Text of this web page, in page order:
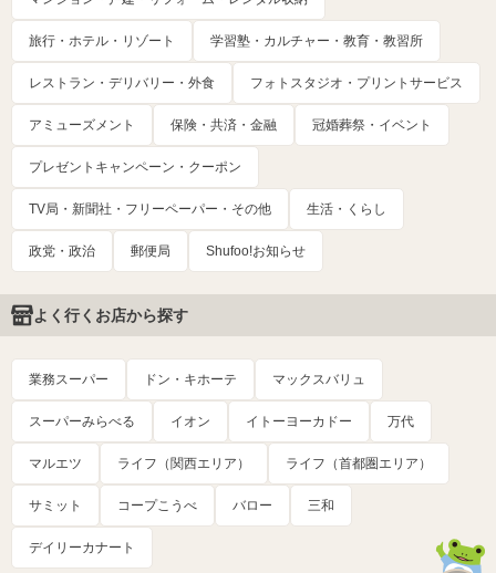
旅行・ホテル・リゾート 学習塾・カルチャー・教育・教習所
レストラン・デリバリー・外食 フォトスタジオ・プリントサービス
アミューズメント 保険・共済・金融 冠婚葬祭・イベント
プレゼントキャンペーン・クーポン
TV局・新聞社・フリーペーパー・その他 生活・くらし
政党・政治 郵便局 Shufoo!お知らせ
よく行くお店から探す
業務スーパー ドン・キホーテ マックスバリュ
スーパーみらべる イオン イトーヨーカドー 万代
マルエツ ライフ（関西エリア） ライフ（首都圏エリア）
サミット コープこうべ バロー 三和
デイリーカナート